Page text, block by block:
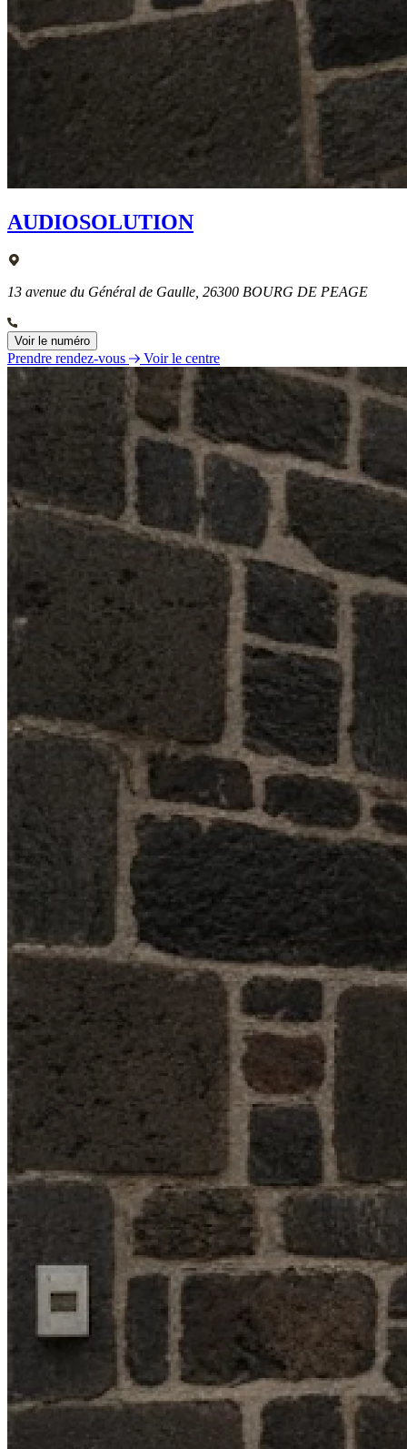
AUDIOSOLUTION
13 avenue du Général de Gaulle, 26300 BOURG DE PEAGE
Voir le numéro
Prendre rendez-vous Voir le centre